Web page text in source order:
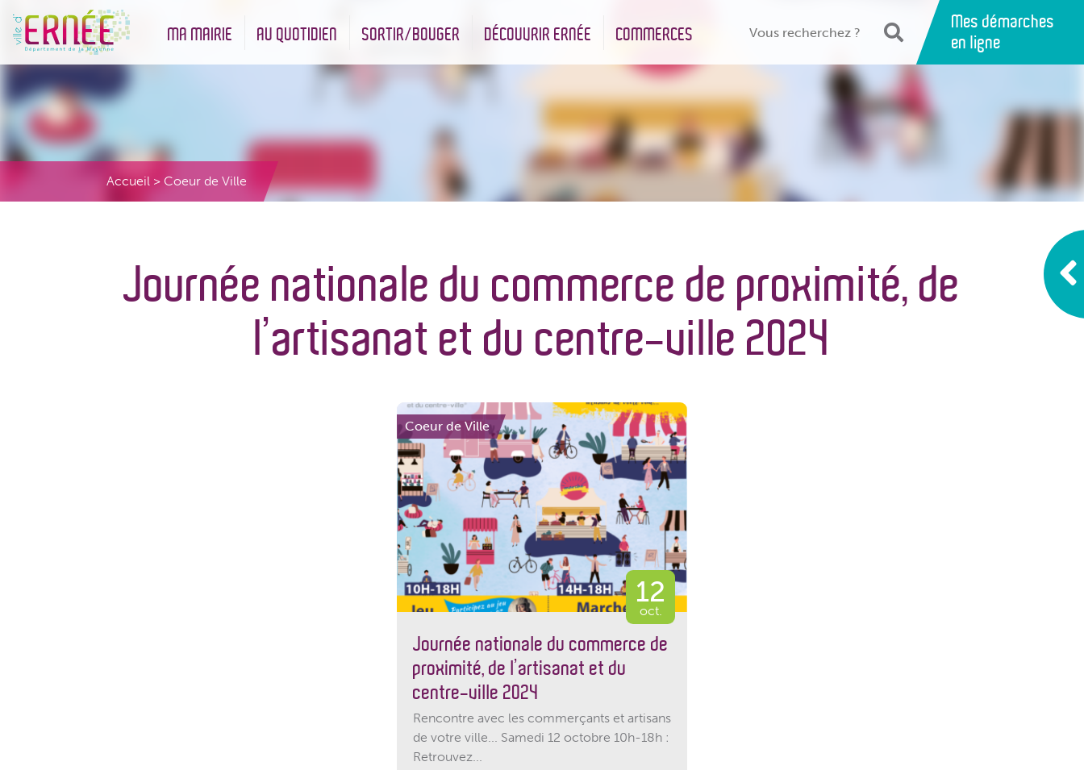
MA MAIRIE AU QUOTIDIEN SORTIR/BOUGER DÉCOUVRIR ERNÉE COMMERCES
Mes démarches
en ligne
Accueil > Coeur de Ville
Journée nationale du commerce de proximité, de
l’artisanat et du centre-ville 2024
Coeur de Ville
12
oct.
Journée nationale du commerce de
proximité, de l’artisanat et du
centre-ville 2024
Rencontre avec les commerçants et artisans
de votre ville... Samedi 12 octobre 10h-18h :
Retrouvez...